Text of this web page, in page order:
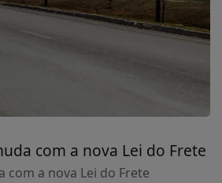
com a nova Lei do Frete
com a nova Lei do Frete